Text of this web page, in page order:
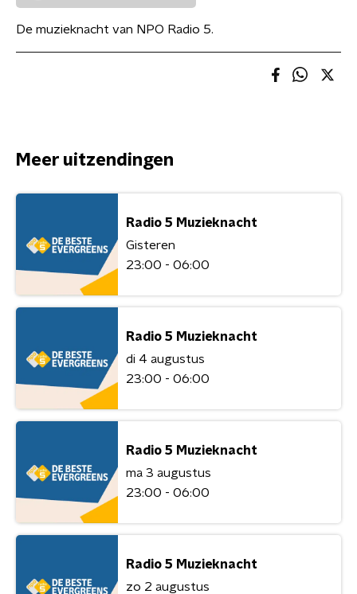
De muzieknacht van NPO Radio 5.
Meer uitzendingen
Radio 5 Muzieknacht
Gisteren
23:00 - 06:00
Radio 5 Muzieknacht
di 4 augustus
23:00 - 06:00
Radio 5 Muzieknacht
ma 3 augustus
23:00 - 06:00
Radio 5 Muzieknacht
zo 2 augustus